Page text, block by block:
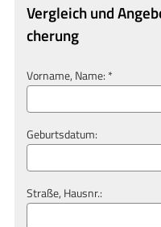
Vergleich und
che­rung
Vorname, Name: *
Geburts­datum:
Straße, Hausnr.: